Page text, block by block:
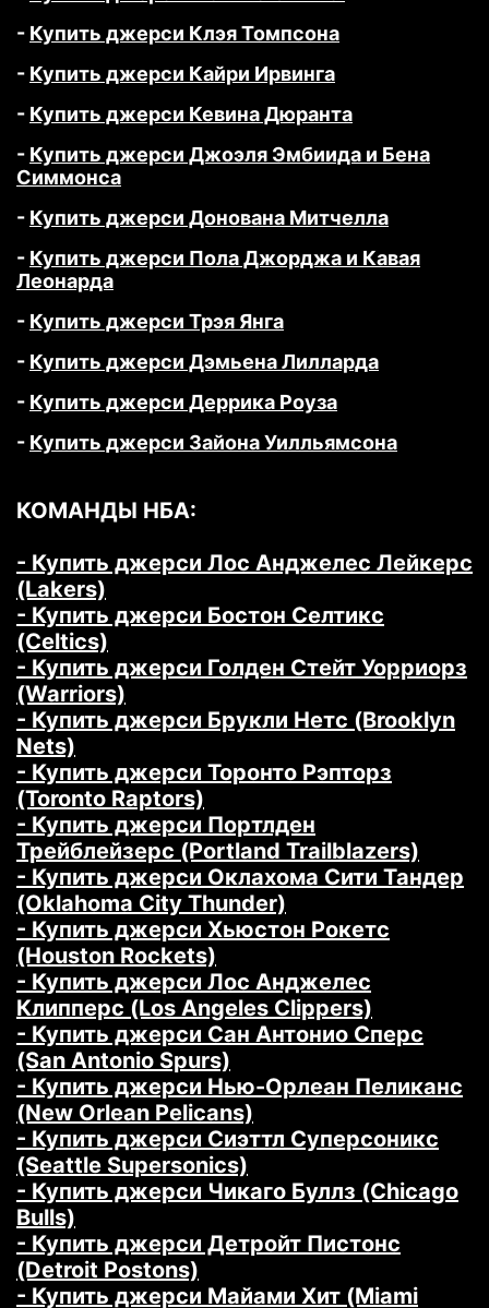
- Купить джерси Клэя Томпсона
- Купить джерси Кайри Ирвинга
- Купить джерси Кевина Дюранта
- Купить джерси Джоэля Эмбиида и Бена
Симмонса
- Купить джерси Донована Митчелла
- Купить джерси Пола Джорджа и Кавая
Леонарда
- Купить джерси Трэя Янга
- Купить джерси Дэмьена Лилларда
- Купить джерси Деррика Роуза
- Купить джерси Зайона Уилльямсона
КОМАНДЫ НБА:
- Купить джерси Лос Анджелес Лейкерс
(Lakers)
- Купить джерси Бостон Селтикс
(Celtics)
- Купить джерси Голден Стейт Уорриорз
(Warriors)
- Купить джерси Брукли Нетс (Brooklyn
Nets)
- Купить джерси Торонто Рэпторз
(Toronto Raptors)
- Купить джерси Портлден
Трейблейзерс (Portland Trailblazers)
- Купить джерси Оклахома Сити Тандер
(Oklahoma City Thunder)
- Купить джерси Хьюстон Рокетс
(Houston Rockets)
- Купить джерси Лос Анджелес
Клипперс (Los Angeles Clippers)
- Купить джерси Сан Антонио Сперс
(San Antonio Spurs)
- Купить джерси Нью-Орлеан Пеликанс
(New Orlean Pelicans)
- Купить джерси Сиэттл Суперсоникс
(Seattle Supersonics)
- Купить джерси Чикаго Буллз (Chicago
Bulls)
- Купить джерси Детройт Пистонс
(Detroit Postons)
- Купить джерси Майами Хит (Miami